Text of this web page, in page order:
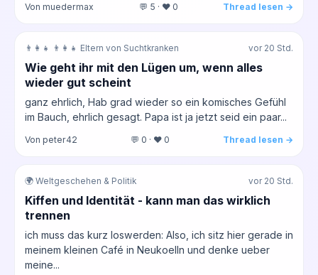
Von muedermax 💬 5 · ❤️ 0 Thread lesen →
👨‍👩‍👧 👨‍👩‍👧 Eltern von Suchtkranken vor 20 Std.
Wie geht ihr mit den Lügen um, wenn alles
wieder gut scheint
ganz ehrlich, Hab grad wieder so ein komisches Gefühl
im Bauch, ehrlich gesagt. Papa ist ja jetzt seid ein paar...
Von peter42 💬 0 · ❤️ 0 Thread lesen →
🌍 Weltgeschehen & Politik vor 20 Std.
Kiffen und Identität - kann man das wirklich
trennen
ich muss das kurz loswerden: Also, ich sitz hier gerade in
meinem kleinen Café in Neukoelln und denke ueber
meine...